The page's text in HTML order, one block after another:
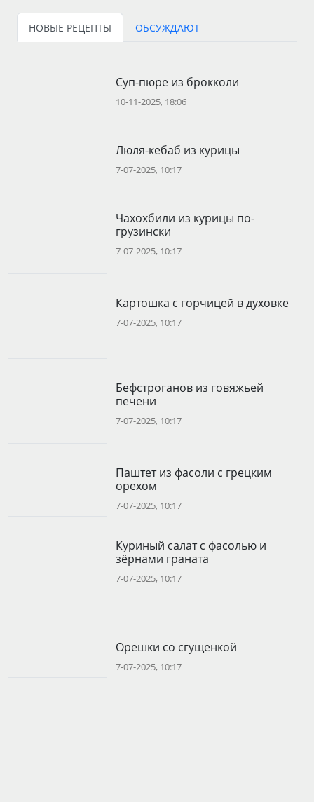
НОВЫЕ РЕЦЕПТЫ ОБСУЖДАЮТ
Суп-пюре из брокколи
10-11-2025, 18:06
Люля-кебаб из курицы
7-07-2025, 10:17
Чахохбили из курицы по-
грузински
7-07-2025, 10:17
Картошка с горчицей в духовке
7-07-2025, 10:17
Бефстроганов из говяжьей
печени
7-07-2025, 10:17
Паштет из фасоли с грецким
орехом
7-07-2025, 10:17
Куриный салат с фасолью и
зёрнами граната
7-07-2025, 10:17
Орешки со сгущенкой
7-07-2025, 10:17